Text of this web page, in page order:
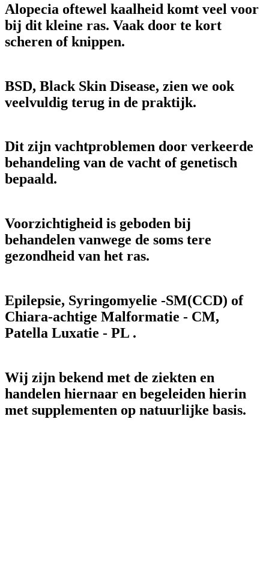
Alopecia oftewel kaalheid komt veel voor
bij dit kleine ras. Vaak door te kort
scheren of knippen.
BSD, Black Skin Disease, zien we ook
veelvuldig terug in de praktijk.
Dit zijn vachtproblemen door verkeerde
behandeling van de vacht of genetisch
bepaald.
Voorzichtigheid is geboden bij
behandelen vanwege de soms tere
gezondheid van het ras.
Epilepsie, Syringomyelie -SM(CCD) of
Chiara-achtige Malformatie - CM,
Patella Luxatie - PL .
Wij zijn bekend met de ziekten en
handelen hiernaar en begeleiden hierin
met supplementen op natuurlijke basis.